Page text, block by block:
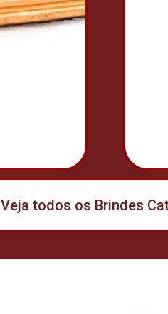
Veja todos os Brindes